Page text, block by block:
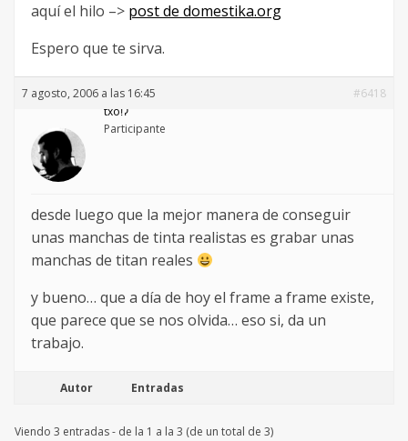
aquí el hilo –> post de domestika.org
Espero que te sirva.
7 agosto, 2006 a las 16:45
#6418
txoǃʔ
Participante
desde luego que la mejor manera de conseguir
unas manchas de tinta realistas es grabar unas
manchas de titan reales
y bueno… que a día de hoy el frame a frame existe,
que parece que se nos olvida… eso si, da un
trabajo.
Autor Entradas
Viendo 3 entradas - de la 1 a la 3 (de un total de 3)